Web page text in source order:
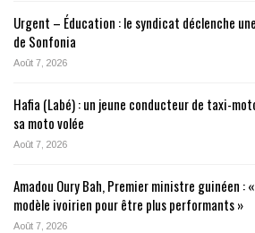
Urgent – Éducation : le syndicat déclenche
de Sonfonia
Août 7, 2026
Hafia (Labé) : un jeune conducteur de taxi-
sa moto volée
Août 7, 2026
Amadou Oury Bah, Premier ministre guinéen :
modèle ivoirien pour être plus performants »
Août 7, 2026